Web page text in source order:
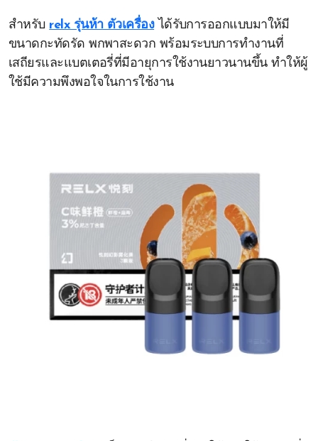
สำหรับ relx รุ่นห้า ตัวเครื่องได้รับการออกแบบมาให้มี
ขนาดกะทัดรัด พกพาสะดวก พร้อมระบบการทำงานที่
เสถียรและแบตเตอรี่ที่มีอายุการใช้งานยาวนานขึ้น ทำให้ผู้
ใช้มีความพึงพอใจในการใช้งาน